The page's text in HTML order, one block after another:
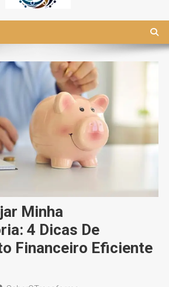
Minha
4 Dicas De
Financeiro Eficiente